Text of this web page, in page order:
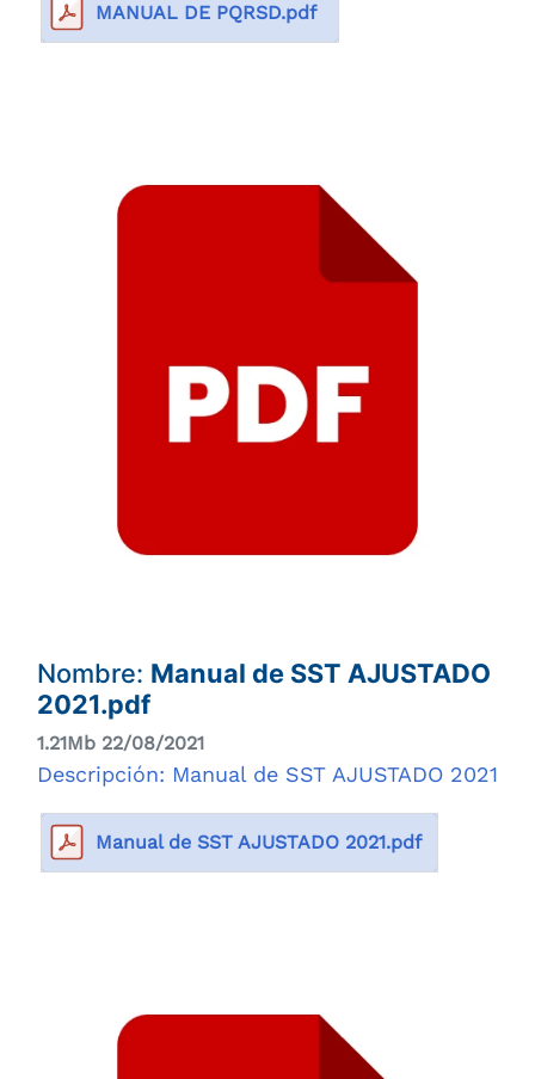
MANUAL DE PQRSD.pdf
Nombre: Manual de SST AJUSTADO
2021.pdf
1.21Mb 22/08/2021
Descripción: Manual de SST AJUSTADO 2021
Manual de SST AJUSTADO 2021.pdf